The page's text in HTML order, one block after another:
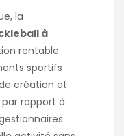
la
à
rentable
sportifs
création et
rapport à